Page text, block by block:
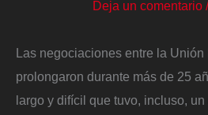
Deja un comentario
Las negociaciones entre la Unión
prolongaron durante más de 25
largo y difícil que tuvo, incluso,